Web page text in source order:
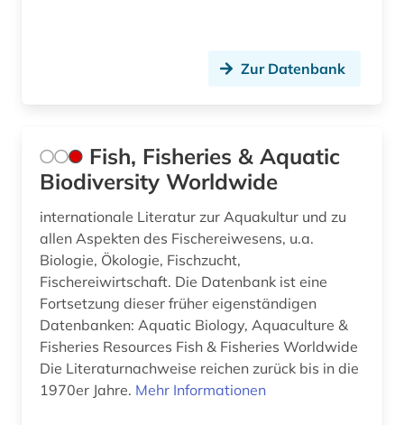
Zur Datenbank
Fish, Fisheries & Aquatic
Biodiversity Worldwide
internationale Literatur zur Aquakultur und zu
allen Aspekten des Fischereiwesens, u.a.
Biologie, Ökologie, Fischzucht,
Fischereiwirtschaft. Die Datenbank ist eine
Fortsetzung dieser früher eigenständigen
Datenbanken: Aquatic Biology, Aquaculture &
Fisheries Resources Fish & Fisheries Worldwide
Die Literaturnachweise reichen zurück bis in die
1970er Jahre. Mehr Informationen